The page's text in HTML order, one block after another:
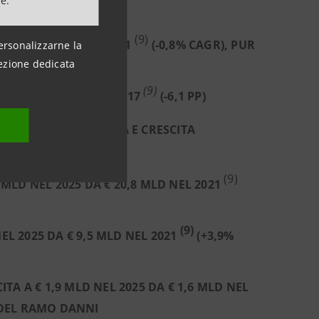
la
dedicata
€ 10,9 MLD DEL 2021 (9) (-0,8% CAGR), PUR
2025
DAL 52,5% NEL 2017 (9) (-6,1 PP)
PER TECNOLOGIA E CRESCITA
NEL 2025 DA € 20,8 MLD NEL 2021 (9)
2025 DA € 9,5 MLD NEL 2021 (9) (+3,9%
A € 1,9 MLD NEL 2025 DA € 1,6 MLD NEL
RAMO DANNI